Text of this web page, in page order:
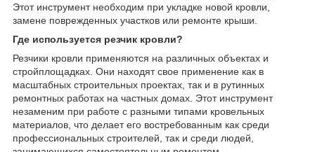
Этот инструмент необходим при укладке новой кровли,
замене поврежденных участков или ремонте крыши.
Где используется резчик кровли?
Резчики кровли применяются на различных объектах и
стройплощадках. Они находят свое применение как в
масштабных строительных проектах, так и в рутинных
ремонтных работах на частных домах. Этот инструмент
незаменим при работе с разными типами кровельных
материалов, что делает его востребованным как среди
профессиональных строителей, так и среди людей,